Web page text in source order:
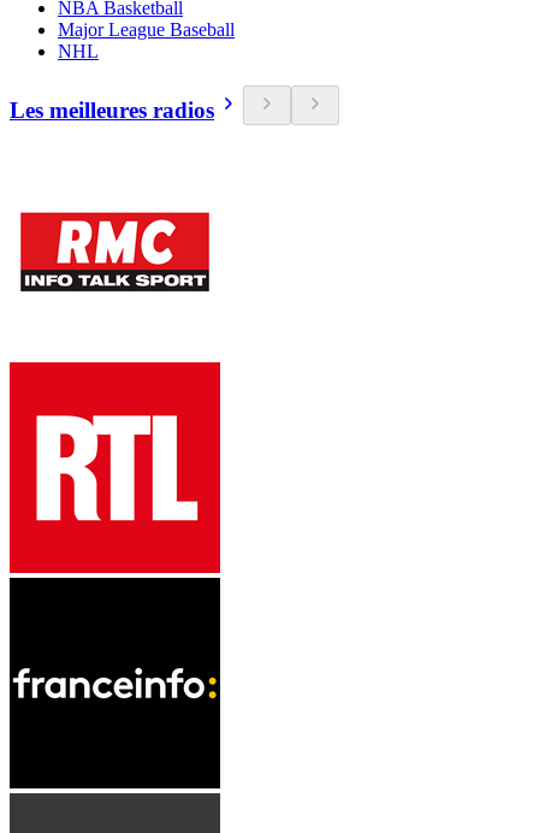
NBA Basketball
Major League Baseball
NHL
Les meilleures radios